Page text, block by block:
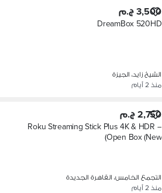
3,500 ج.م
DreamBox 520HD
الشيخ زايد، الجيزة
منذ 2 أيام
2,750 ج.م
Roku Streaming Stick Plus 4K & HDR –
Open Box (New)
التجمع الخامس، القاهرة الجديدة
منذ 2 أيام